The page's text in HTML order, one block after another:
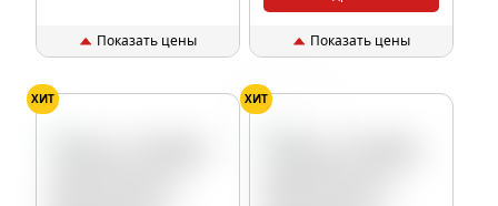
Показать цены Показать цены
ХИТ
ХИТ